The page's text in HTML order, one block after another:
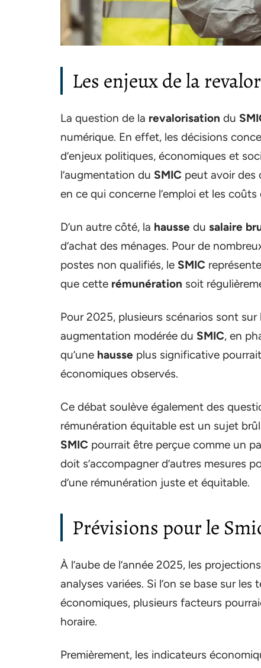
Les enjeux de la
La question de la revalorisation du
numérique. En effet, les décisions
d’enjeux politiques, économiques et
l’augmentation du SMIC peut avoir des
en ce qui concerne l’emploi et les
D’un autre côté, la hausse du salaire
d’achat des ménages. Pour de
postes non qualifiés, le SMIC
que cette rémunération soit
Pour 2025, plusieurs scénarios sont
augmentation modérée du SMIC, en
qu’une hausse plus significative
économiques observés.
Ce débat soulève également des
rémunération équitable est un sujet
SMIC pourrait être perçue comme un
doit s’accompagner d’autres mesures
d’une rémunération juste et équitable.
Prévisions pour le
À l’aube de l’année 2025, les
analyses variées. Si l’on se base sur
économiques, plusieurs facteurs
horaire.
Premièrement, les indicateurs